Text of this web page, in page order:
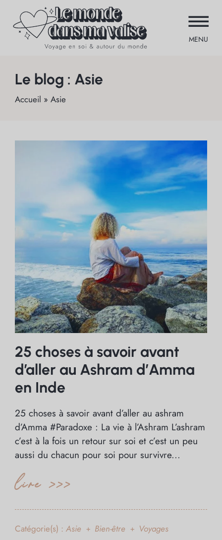
MENU
Le blog : Asie
Accueil » Asie
25 choses à savoir avant
d’aller au Ashram d’Amma
en Inde
25 choses à savoir avant d’aller au ashram
d’Amma #Paradoxe : La vie à l’Ashram L’ashram
c’est à la fois un retour sur soi et c’est un peu
aussi du chacun pour soi pour survivre...
lire >>>
Catégorie(s) : Asie + Bien-être + Voyages